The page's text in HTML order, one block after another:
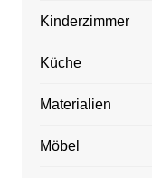
Kinderzimmer
Küche
Materialien
Möbel